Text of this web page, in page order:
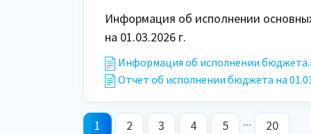
Информация об исполнении
на 01.03.2026 г.
Информация об исполнении
Отчет об исполнении бюджета на
1 2 3 4 5 ... 20